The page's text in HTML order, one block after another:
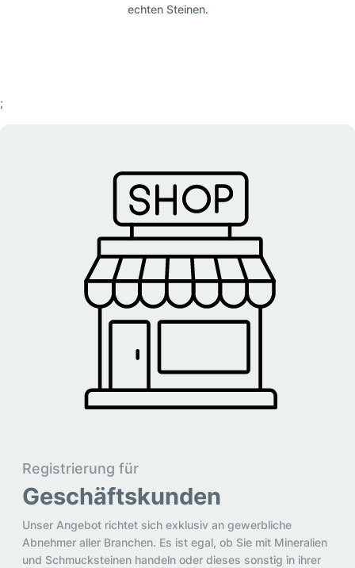
echten Steinen.
;
Registrierung für
Geschäftskunden
Unser Angebot richtet sich exklusiv an gewerbliche
Abnehmer aller Branchen. Es ist egal, ob Sie mit Mineralien
und Schmucksteinen handeln oder dieses sonstig in ihrer